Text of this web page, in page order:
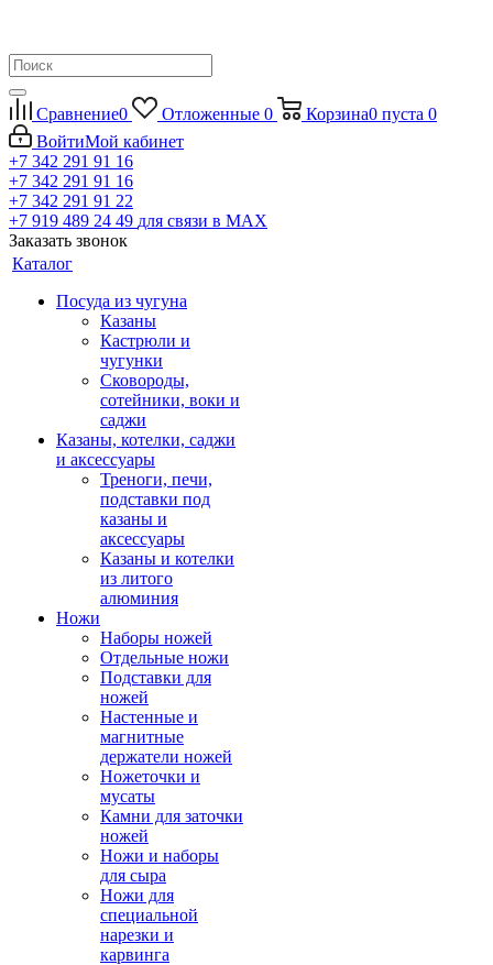
Сравнение0 Отложенные 0 Корзина0 пуста 0
ВойтиМой кабинет
+7 342 291 91 16
+7 342 291 91 16
+7 342 291 91 22
+7 919 489 24 49 для связи в МАХ
Заказать звонок
Каталог
Посуда из чугуна
Казаны
Кастрюли и
чугунки
Сковороды,
сотейники, воки и
саджи
Казаны, котелки, саджи
и аксессуары
Треноги, печи,
подставки под
казаны и
аксессуары
Казаны и котелки
из литого
алюминия
Ножи
Наборы ножей
Отдельные ножи
Подставки для
ножей
Настенные и
магнитные
держатели ножей
Ножеточки и
мусаты
Камни для заточки
ножей
Ножи и наборы
для сыра
Ножи для
специальной
нарезки и
карвинга